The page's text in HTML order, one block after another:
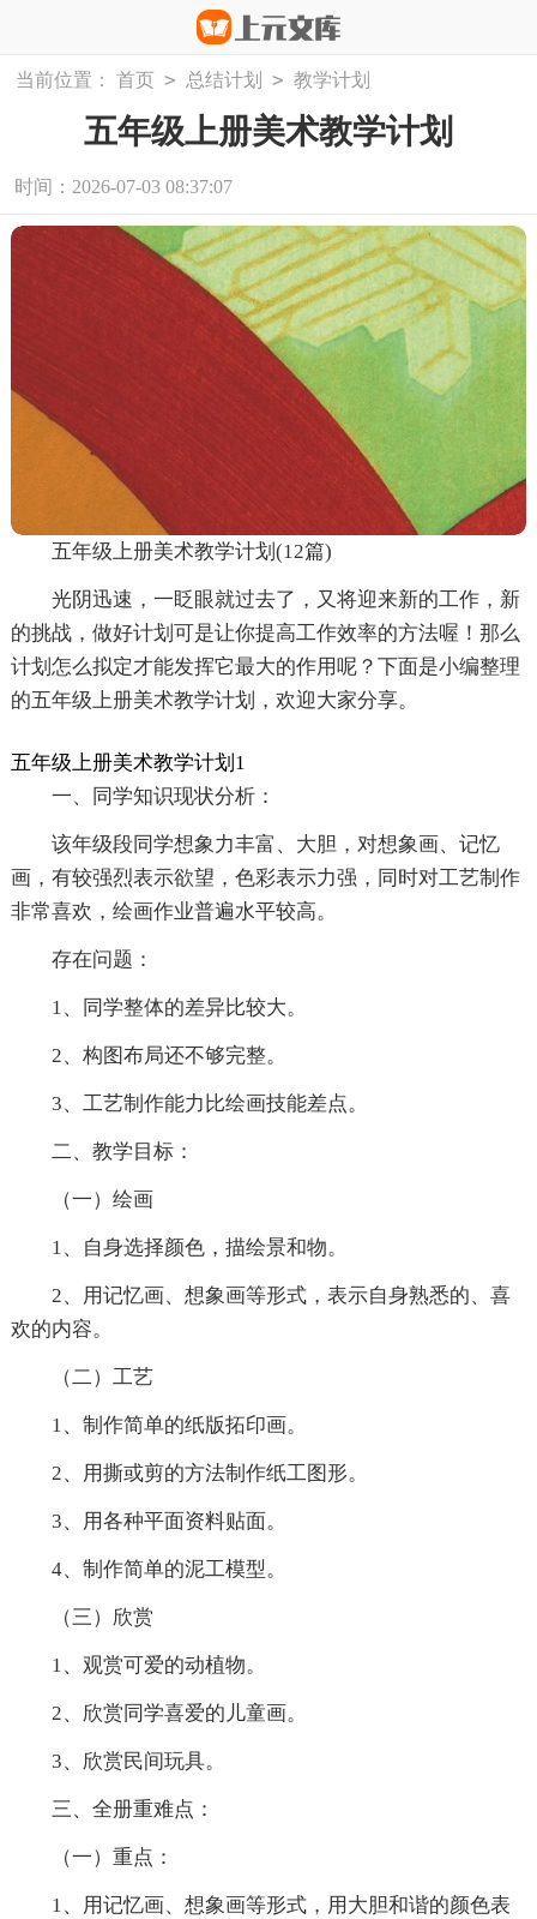
当前位置： 首页 > 总结计划 > 教学计划
五年级上册美术教学计划
时间：2026-07-03 08:37:07
五年级上册美术教学计划(12篇)
光阴迅速，一眨眼就过去了，又将迎来新的工作，新
的挑战，做好计划可是让你提高工作效率的方法喔！那么
计划怎么拟定才能发挥它最大的作用呢？下面是小编整理
的五年级上册美术教学计划，欢迎大家分享。
五年级上册美术教学计划1
一、同学知识现状分析：
该年级段同学想象力丰富、大胆，对想象画、记忆
画，有较强烈表示欲望，色彩表示力强，同时对工艺制作
非常喜欢，绘画作业普遍水平较高。
存在问题：
1、同学整体的差异比较大。
2、构图布局还不够完整。
3、工艺制作能力比绘画技能差点。
二、教学目标：
（一）绘画
1、自身选择颜色，描绘景和物。
2、用记忆画、想象画等形式，表示自身熟悉的、喜
欢的内容。
（二）工艺
1、制作简单的纸版拓印画。
2、用撕或剪的方法制作纸工图形。
3、用各种平面资料贴面。
4、制作简单的泥工模型。
（三）欣赏
1、观赏可爱的动植物。
2、欣赏同学喜爱的儿童画。
3、欣赏民间玩具。
三、全册重难点：
（一）重点：
1、用记忆画、想象画等形式，用大胆和谐的颜色表